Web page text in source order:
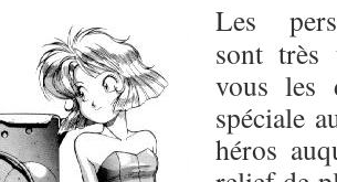
Les
sont très
vous les
spéciale
héros